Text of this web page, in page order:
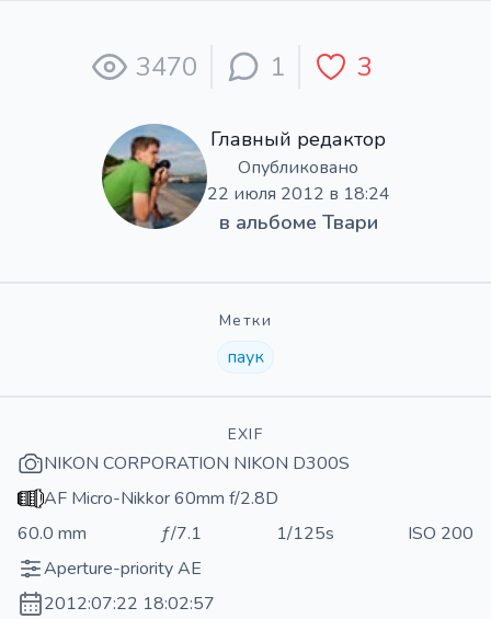
3470 1 3
Главный редактор
Опубликовано
22 июля 2012 в 18:24
в альбоме Твари
Метки
паук
EXIF
NIKON CORPORATION NIKON D300S
AF Micro-Nikkor 60mm f/2.8D
60.0 mm
ƒ/7.1 1/125s
ISO 200
Aperture-priority AE
2012:07:22 18:02:57